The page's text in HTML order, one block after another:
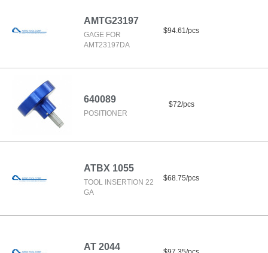
AMTG23197
GAGE FOR
AMT23197DA
$94.61/pcs
640089
POSITIONER
$72/pcs
ATBX 1055
TOOL INSERTION 22
GA
$68.75/pcs
AT 2044